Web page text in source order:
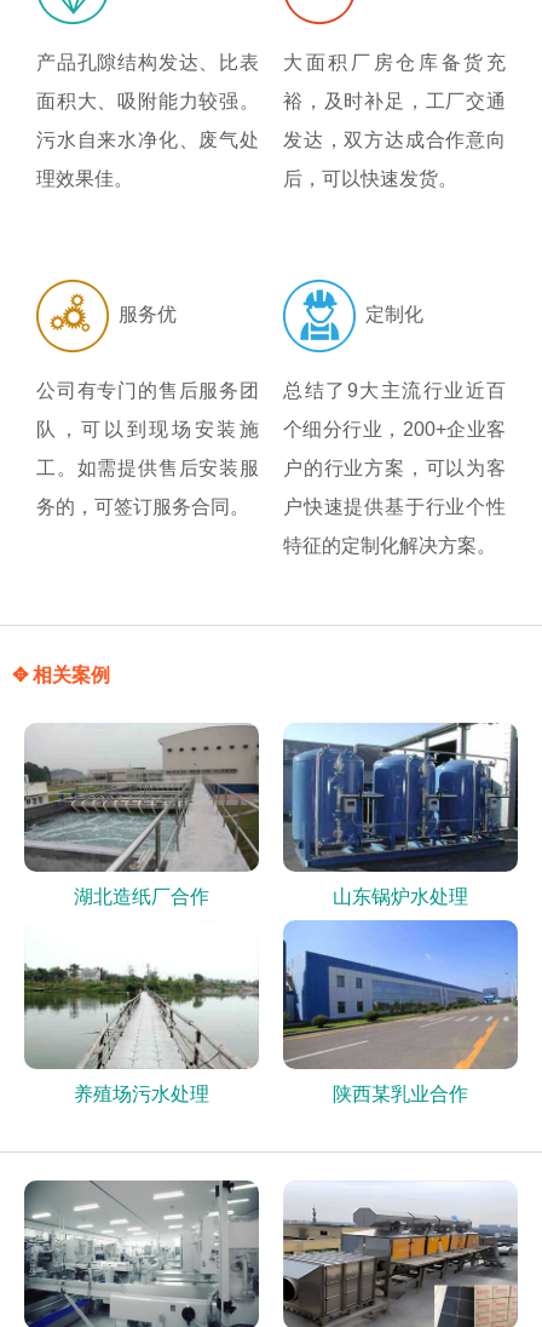
产品孔隙结构发达、比表
面积大、吸附能力较强。
污水自来水净化、废气处
理效果佳。
大面积厂房仓库备货充
裕，及时补足，工厂交通
发达，双方达成合作意向
后，可以快速发货。
服务优
公司有专门的售后服务团
队，可以到现场安装施
工。如需提供售后安装服
务的，可签订服务合同。
定制化
总结了9大主流行业近百
个细分行业，200+企业客
户的行业方案，可以为客
户快速提供基于行业个性
特征的定制化解决方案。
✥ 相关案例
湖北造纸厂合作 山东锅炉水处理
养殖场污水处理 陕西某乳业合作